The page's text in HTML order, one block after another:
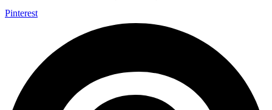
Pinterest